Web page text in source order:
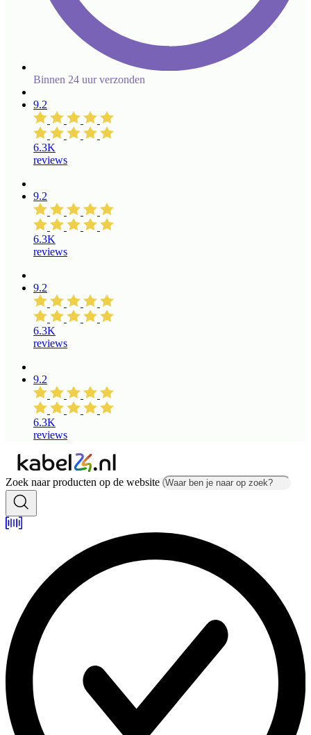
Binnen 24 uur verzonden
9.2
6.3K
reviews
9.2
6.3K
reviews
9.2
6.3K
reviews
9.2
6.3K
reviews
Zoek naar producten op de website